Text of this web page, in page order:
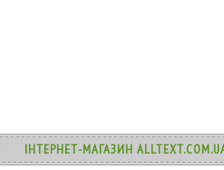
ІНТЕРНЕТ-МАГАЗИН